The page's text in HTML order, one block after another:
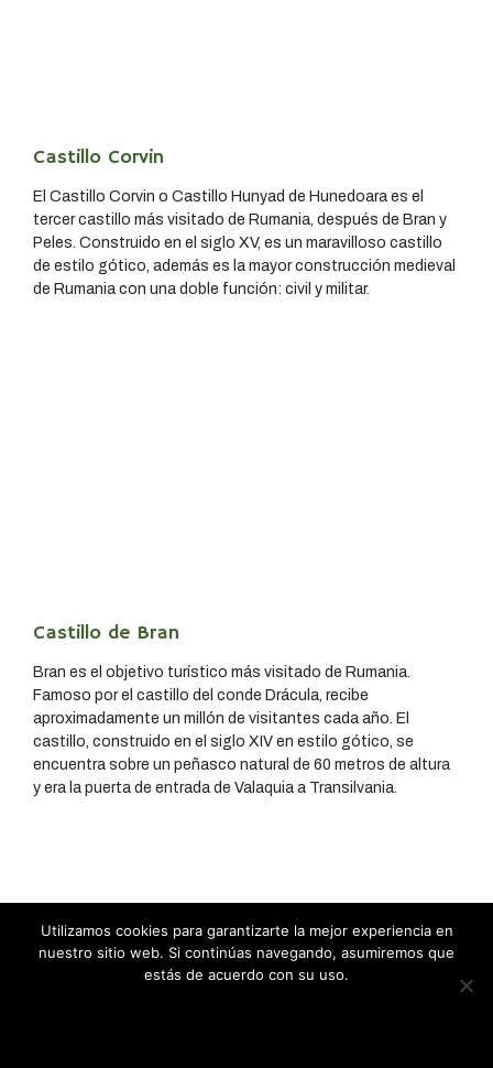
Castillo Corvin
El Castillo Corvin o Castillo Hunyad de Hunedoara es el
tercer castillo más visitado de Rumania, después de Bran y
Peles. Construido en el siglo XV, es un maravilloso castillo
de estilo gótico, además es la mayor construcción medieval
de Rumania con una doble función: civil y militar.
Castillo de Bran
Bran es el objetivo turístico más visitado de Rumania.
Famoso por el castillo del conde Drácula, recibe
aproximadamente un millón de visitantes cada año. El
castillo, construido en el siglo XIV en estilo gótico, se
encuentra sobre un peñasco natural de 60 metros de altura
y era la puerta de entrada de Valaquia a Transilvania.
Utilizamos cookies para garantizarte la mejor experiencia en
nuestro sitio web. Si continúas navegando, asumiremos que
estás de acuerdo con su uso.